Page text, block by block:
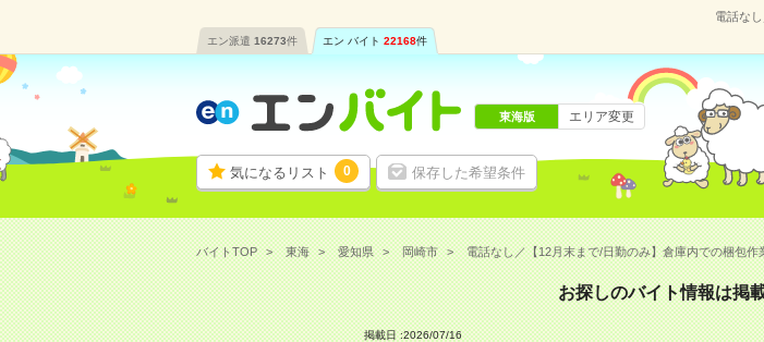
電話な
エン派遣 16273件 エン バイト 22168件
気になるリスト 0 保存した希望条件
東海版 エリア変更
バイトTOP 東海 愛知県 岡崎市 電話なし／【12月末まで/日勤のみ】倉庫内での梱包作
お探しのバイト情報は掲
掲載日 :2026/07/16